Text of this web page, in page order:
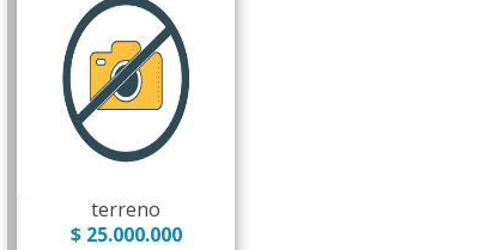
terreno
$ 25.000.000